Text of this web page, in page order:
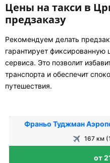
Цены на такси в
предзаказу
Рекомендуем делать
гарантирует фиксированную
сервиса. Это позволит
транспорта и обеспечит
путешествия.
Франьо Туджман
167 км
от